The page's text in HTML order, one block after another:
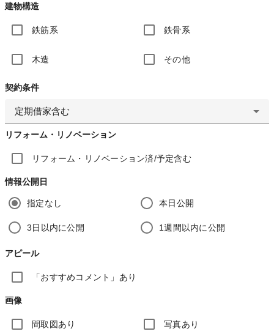
建物構造
鉄筋系 鉄骨系
木造 その他
契約条件
定期借家含む
リフォーム・リノベーション
リフォーム・リノベーション済/予定含む
情報公開日
指定なし 本日公開
3日以内に公開 1週間以内に公開
アピール
「おすすめコメント」あり
画像
間取図あり 写真あり